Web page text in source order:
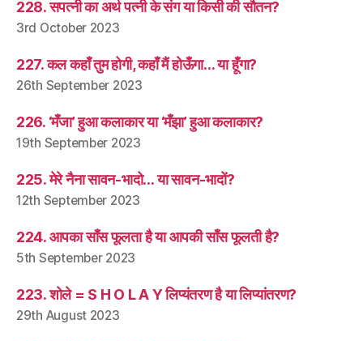
228. सपत्नी का अर्थ पत्नी के संग या किसी की सौतन?
3rd October 2023
227. कल कहाँ तुम होगी, कहाँ मैं होऊँगा… या हूँगा?
26th September 2023
226. ‘मँजा’ हुआ कलाकार या ‘मँझा’ हुआ कलाकार?
19th September 2023
225. मेरे नैना सावन-भादो… या सावन-भादों?
12th September 2023
224. आपका साँस फूलता है या आपकी साँस फूलती है?
5th September 2023
223. शोले = S H O L A Y लिप्यंतरण है या लिप्यांतरण?
29th August 2023